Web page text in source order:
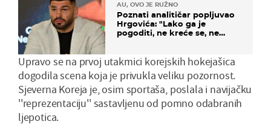
AU, OVO JE RUŽNO
Poznati analitičar popljuvao
Hrgovića: "Lako ga je
pogoditi, ne kreće se, ne
Upravo se na prvoj utakmici korejskih hokejašica
dogodila scena koja je privukla veliku pozornost.
Sjeverna Koreja je, osim sportaša, poslala i navijačku
''reprezentaciju'' sastavljenu od pomno odabranih
ljepotica.